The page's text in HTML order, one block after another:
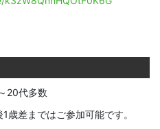
20代多数
歳差まではご参加可能です。